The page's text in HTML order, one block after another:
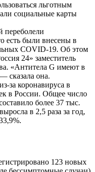
льготным
социальные карты
переболели
есть были внесены в
COVID-19. Об этом
24» заместитель
«Антитела G имеют в
сказала она.
за коронавируса в
в России. Общее число
более 37 тыс.
в 2,5 раза за год,
123 новых